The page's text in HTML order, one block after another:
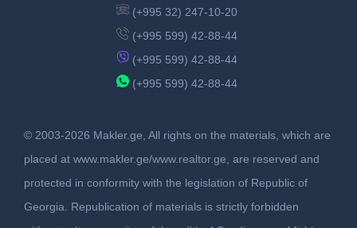
(+995 32) 247-10-20
(+995 599) 42-88-44
(+995 599) 42-88-44
(+995 599) 42-88-44
© 2003-2026 Makler.ge, All rights on the materials, which are
placed at www.makler.ge/www.realtor.ge, are reserved and
protected in conformity with the legislation of Republic of
Georgia. Republication of materials is strictly forbidden